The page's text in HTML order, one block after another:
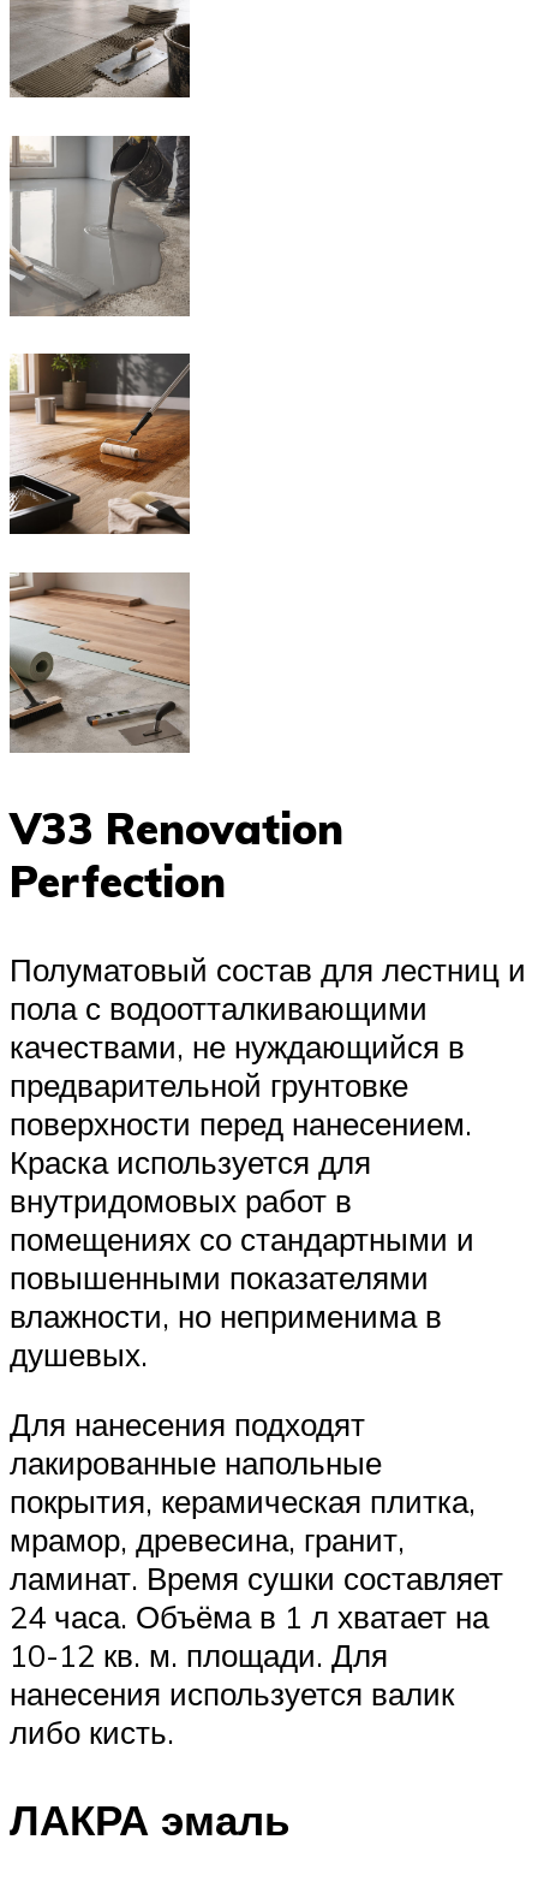
V33 Renovation
Perfection
Полуматовый состав для лестниц и
пола с водоотталкивающими
качествами, не нуждающийся в
предварительной грунтовке
поверхности перед нанесением.
Краска используется для
внутридомовых работ в
помещениях со стандартными и
повышенными показателями
влажности, но неприменима в
душевых.
Для нанесения подходят
лакированные напольные
покрытия, керамическая плитка,
мрамор, древесина, гранит,
ламинат. Время сушки составляет
24 часа. Объёма в 1 л хватает на
10-12 кв. м. площади. Для
нанесения используется валик
либо кисть.
ЛАКРА эмаль